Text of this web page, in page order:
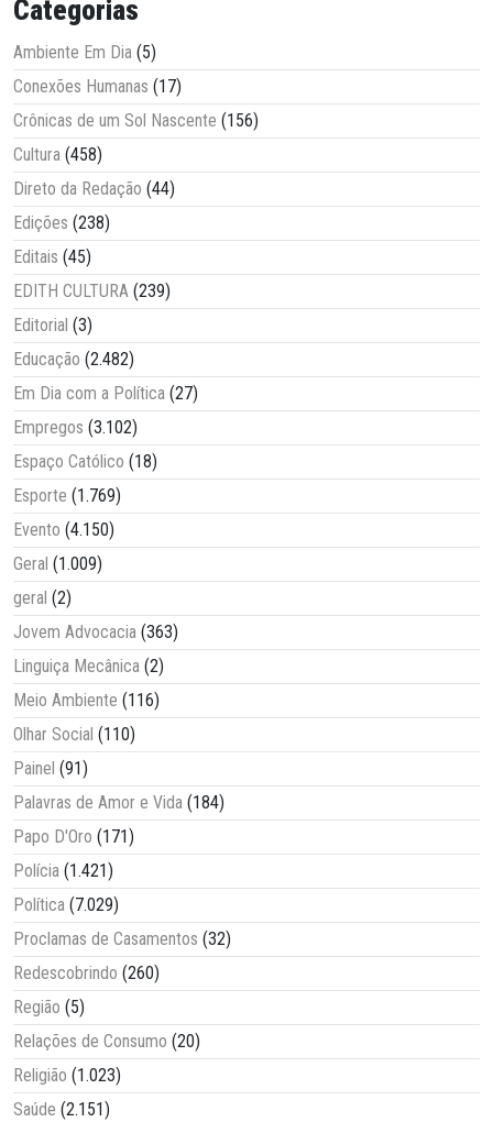
Categorias
Ambiente Em Dia (5)
Conexões Humanas (17)
Crônicas de um Sol Nascente (156)
Cultura (458)
Direto da Redação (44)
Edições (238)
Editais (45)
EDITH CULTURA (239)
Editorial (3)
Educação (2.482)
Em Dia com a Política (27)
Empregos (3.102)
Espaço Católico (18)
Esporte (1.769)
Evento (4.150)
Geral (1.009)
geral (2)
Jovem Advocacia (363)
Linguiça Mecânica (2)
Meio Ambiente (116)
Olhar Social (110)
Painel (91)
Palavras de Amor e Vida (184)
Papo D'Oro (171)
Polícia (1.421)
Política (7.029)
Proclamas de Casamentos (32)
Redescobrindo (260)
Região (5)
Relações de Consumo (20)
Religião (1.023)
Saúde (2.151)